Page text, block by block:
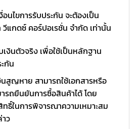
นไขการรับประกัน จะต้องเป็น
แกดซ์ คอร์ปอเรชั่น จำกัด เท่านั้น
เงินตัวจริง เพื่อใช้เป็นหลักฐาน
กัน
สูญหาย สามารถใช้เอกสารหรือ
รถยืนยันการซื้อสินค้าได้ โดย
ธิ์ในการพิจารณาความเหมาะสม
ว